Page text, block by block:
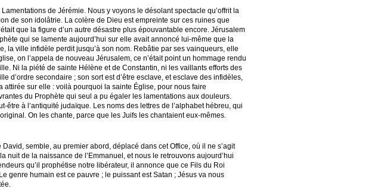
de Jérémie. Nous y voyons le désolant spectacle qu’offrit la
de son idolâtrie. La colère de Dieu est empreinte sur ces ruines que
que la figure d’un autre désastre plus épouvantable encore. Jérusalem
qui se lamente aujourd’hui sur elle avait annoncé lui-même que la
la ville infidèle perdit jusqu’à son nom. Rebâtie par ses vainqueurs, elle
on l’appela de nouveau Jérusalem, ce n’était point un hommage rendu
Ni la piété de sainte Hélène et de Constantin, ni les vaillants efforts des
d’ordre secondaire ; son sort est d’être esclave, et esclave des infidèles,
attirée sur elle : voilà pourquoi la sainte Église, pour nous faire
du Prophète qui seul a pu égaler les lamentations aux douleurs.
à l’antiquité judaïque. Les noms des lettres de l’alphabet hébreu, qui
On les chante, parce que les Juifs les chantaient eux-mêmes.
semble, au premier abord, déplacé dans cet Office, où il ne s’agit
de la naissance de l’Emmanuel, et nous le retrouvons aujourd’hui
qu’il prophétise notre libérateur, il annonce que ce Fils du Roi
genre humain est ce pauvre ; le puissant est Satan ; Jésus va nous